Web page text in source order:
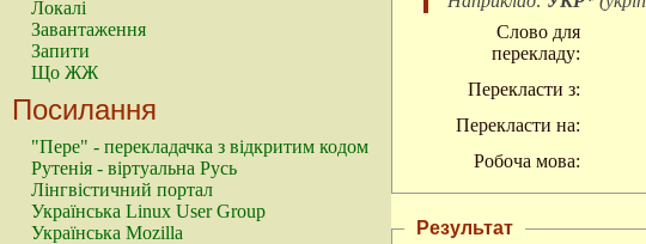
Локалі
Завантаження
Запити
Що ЖЖ
Посилання
"Пере" - перекладачка з відкритим кодом
Рутенія - віртуальна Русь
Лінгвістичний портал
Українська Linux User Group
Українська Mozilla
Слово для
перекладу:
Перекласти з:
Перекласти на:
Робоча мова:
Результат